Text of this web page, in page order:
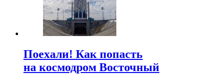
Поехали! Как попасть
на космодром Восточный